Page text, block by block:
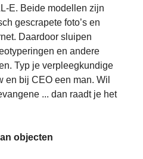
E. Beide modellen zijn
gescrapete foto’s en
Daardoor sluipen
en andere
Typ je verpleegkundige
en bij CEO een man. Wil
... dan raadt je het
objecten